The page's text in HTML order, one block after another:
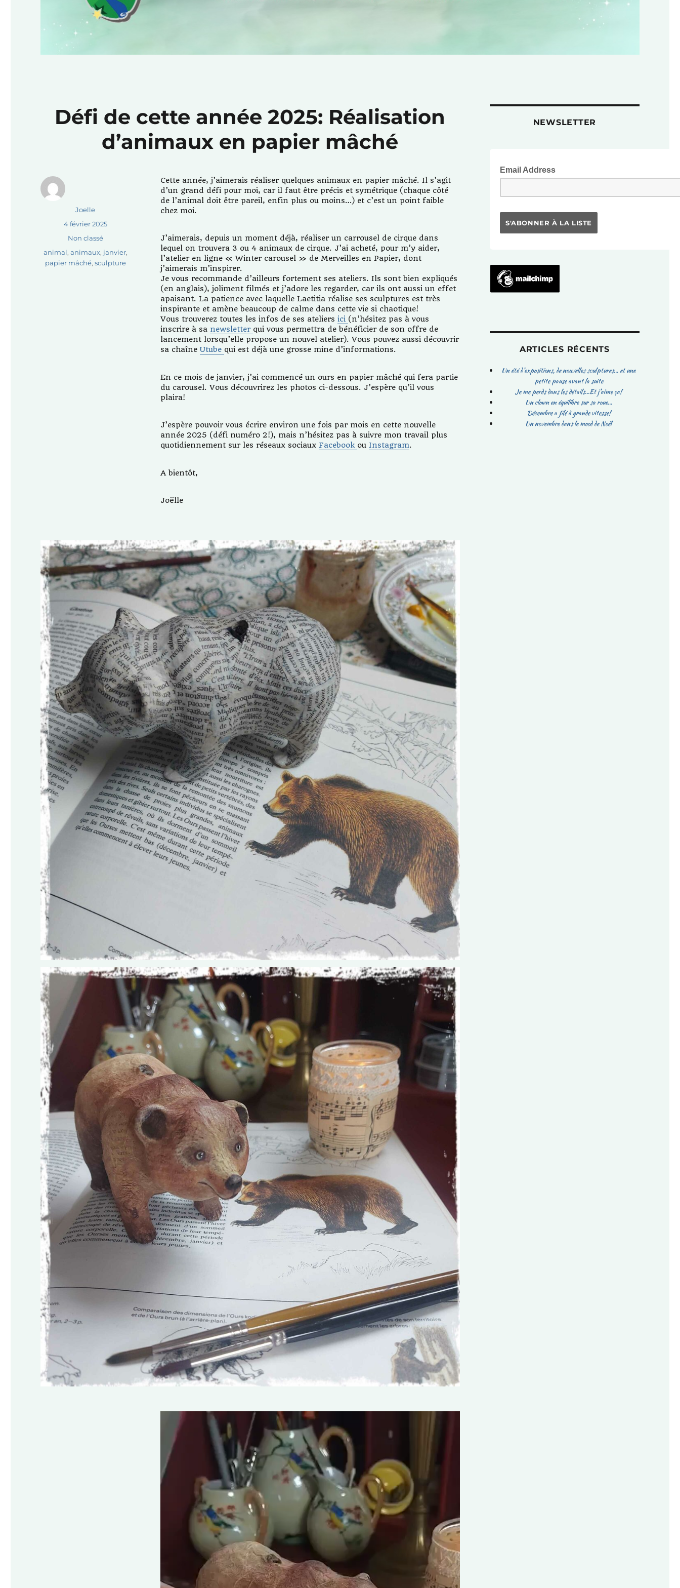
Défi de cette année 2025: Réalisation
d’animaux en papier mâché
Cette année, j’aimerais réaliser quelques animaux en papier mâché. Il s’agit
d’un grand défi pour moi, car il faut être précis et symétrique (chaque côté
de l’animal doit être pareil, enfin plus ou moins…) et c’est un point faible
chez moi.
J’aimerais, depuis un moment déjà, réaliser un carrousel de cirque dans
lequel on trouvera 3 ou 4 animaux de cirque. J’ai acheté, pour m’y aider,
l’atelier en ligne « Winter carousel » de Merveilles en Papier, dont
j’aimerais m’inspirer.
Je vous recommande d’ailleurs fortement ses ateliers. Ils sont bien expliqués
(en anglais), joliment filmés et j’adore les regarder, car ils ont aussi un effet
apaisant. La patience avec laquelle Laetitia réalise ses sculptures est très
inspirante et amène beaucoup de calme dans cette vie si chaotique!
Vous trouverez toutes les infos de ses ateliers ici (n’hésitez pas à vous
inscrire à sa newsletter qui vous permettra de bénéficier de son offre de
lancement lorsqu’elle propose un nouvel atelier). Vous pouvez aussi découvrir
sa chaîne Utube qui est déjà une grosse mine d’informations.
En ce mois de janvier, j’ai commencé un ours en papier mâché qui fera partie
du carousel. Vous découvrirez les photos ci-dessous. J’espère qu’il vous
plaira!
J’espère pouvoir vous écrire environ une fois par mois en cette nouvelle
année 2025 (défi numéro 2!), mais n’hésitez pas à suivre mon travail plus
quotidiennement sur les réseaux sociaux Facebook ou Instagram.
A bientôt,
Joëlle
Auteur
Joelle
Publié
4 février 2025
Catégories
Non classé
Étiquettes
animal, animaux, janvier,
papier mâché, sculpture
NEWSLETTER
Email Address
ARTICLES RÉCENTS
Un été d’expositions, de nouvelles sculptures… et une
petite pause avant la suite
Je me perds dans les détails…Et j’aime ça!
Un clown en équilibre sur sa roue…
Décembre a filé à grande vitesse!
Un novembre dans le mood de Noël